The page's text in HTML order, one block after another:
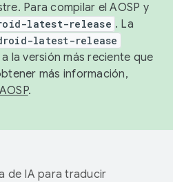
Para compilar el AOSP y
latest-release . La
latest-release
la versión más reciente que
más información,
.
de IA para traducir